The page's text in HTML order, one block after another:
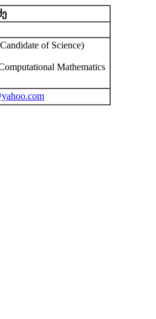
of Science)
Mathematics